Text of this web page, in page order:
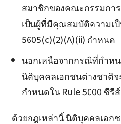
สมาชิกของคณะกรรมกา
เป็นผู้ที่มีคุณสมบัติความเ
5605(c)(2)(A)(ii) กำหนด
นอกเหนือจากกรณีที่กำห
นิติบุคคลเอกชนต่างชาติ
กำหนดใน Rule 5000 ซีรีส์
ด้วยกฎเหล่านี้ นิติบุคคลเอก